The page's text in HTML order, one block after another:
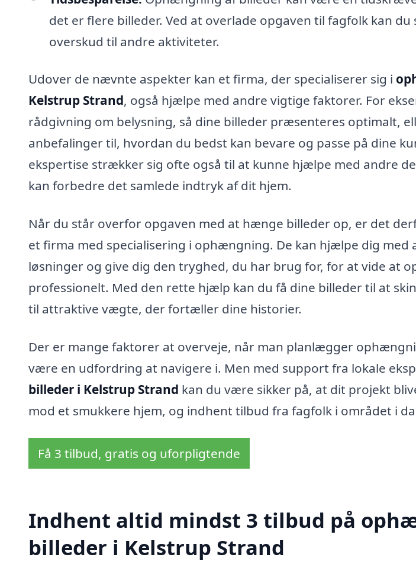
det er flere billeder. Ved at overlade opgaven til fagfolk kan
overskud til andre aktiviteter.
Udover de nævnte aspekter kan et firma, der specialiserer sig i
Kelstrup Strand, også hjælpe med andre vigtige faktorer. For
rådgivning om belysning, så dine billeder præsenteres optimalt,
anbefalinger til, hvordan du bedst kan bevare og passe på dine
ekspertise strækker sig ofte også til at kunne hjælpe med andre
kan forbedre det samlede indtryk af dit hjem.
Når du står overfor opgaven med at hænge billeder op, er det
et firma med specialisering i ophængning. De kan hjælpe dig med
løsninger og give dig den tryghed, du har brug for, for at vide at
professionelt. Med den rette hjælp kan du få dine billeder til at
til attraktive vægte, der fortæller dine historier.
Der er mange faktorer at overveje, når man planlægger
være en udfordring at navigere i. Men med support fra lokale
billeder i Kelstrup Strand kan du være sikker på, at dit projekt
mod et smukkere hjem, og indhent tilbud fra fagfolk i området i
Få 3 tilbud, gratis og uforpligtende
Indhent altid mindst 3 tilbud på
billeder i Kelstrup Strand